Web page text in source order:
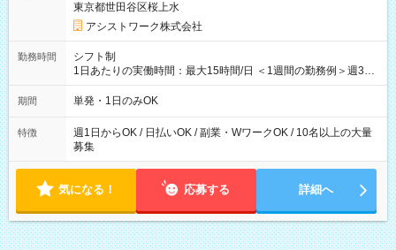
東京都世田谷区桜上水
アシストワーク株式会社
勤務時間
シフト制
1日あたりの実働時間：最大15時間/日 ＜1週間の勤務例＞週3回
勤務 勤務：月・水・金 休み：火・木・土・日 好きな時にお仕事
可能です！ ※1日あたりの最大実働時間は日勤、夜勤共に勤務し
期間 単発・1日のみOK
特徴
週1日からOK / 日払いOK / 副業・WワークOK / 10名以上の大量
募集
気になる！ 応募する 詳細へ